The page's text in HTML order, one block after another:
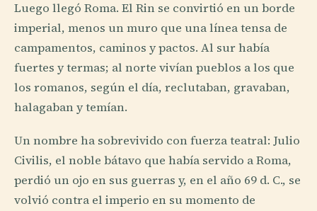
Luego llegó Roma. El Rin se convirtió en un borde
imperial, menos un muro que una línea tensa de
campamentos, caminos y pactos. Al sur había
fuertes y termas; al norte vivían pueblos a los que
los romanos, según el día, reclutaban, gravaban,
halagaban y temían.
Un nombre ha sobrevivido con fuerza teatral: Julio
Civilis, el noble bátavo que había servido a Roma,
perdió un ojo en sus guerras y, en el año 69 d. C., se
volvió contra el imperio en su momento de